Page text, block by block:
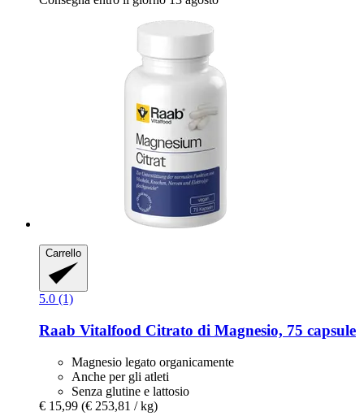
Carrello
5.0 (1)
Raab Vitalfood Citrato di Magnesio, 75 capsule
Magnesio legato organicamente
Anche per gli atleti
Senza glutine e lattosio
€ 15,99 (€ 253,81 / kg)